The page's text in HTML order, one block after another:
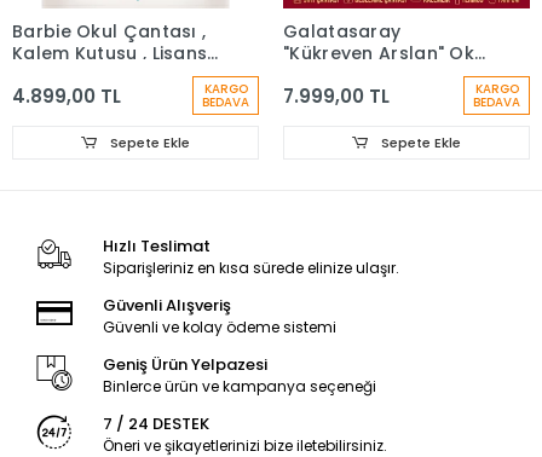
Barbie Okul Çantası ,
Kalem Kutusu , Lisanslı
4.899,00 TL KARGO
BEDAVA
Sepete Ekle
Galatasaray
"Kükreyen Arslan" Okul
Kalem Çantası, Özel
Matara Set
7.999,00 TL KARGO
BEDAVA
Sepete Ekle
Hızlı Teslimat
Siparişleriniz en kısa sürede elinize ulaşır.
Güvenli Alışveriş
Güvenli ve kolay ödeme sistemi
Geniş Ürün Yelpazesi
Binlerce ürün ve kampanya seçeneği
7 / 24 DESTEK
Öneri ve şikayetlerinizi bize iletebilirsiniz.